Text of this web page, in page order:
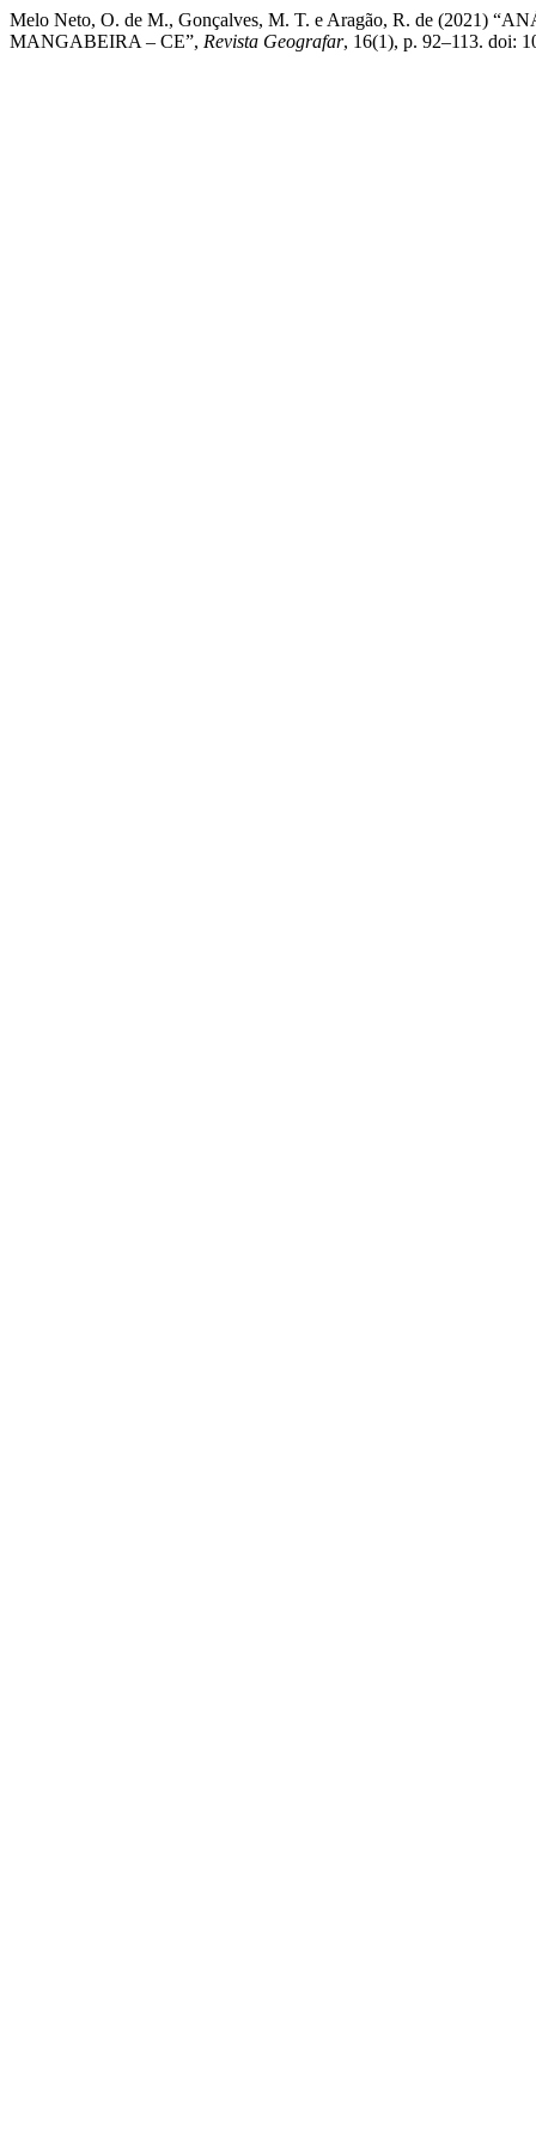
Melo Neto, O. de M., Gonçalves, M. T. e Aragão, R. de (2021)
MANGABEIRA – CE”, Revista Geografar, 16(1), p. 92–113. doi: